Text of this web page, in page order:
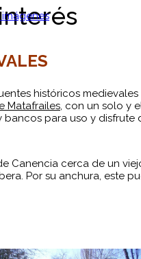
históricos
Matafrailes, con un solo y
para uso y disfrute
Canencia cerca de un
Por su anchura, este